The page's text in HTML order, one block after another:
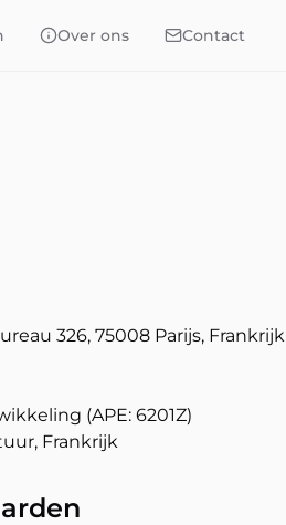
Over ons Contact
326, 75008 Parijs, Frankrijk
(APE: 6201Z)
Frankrijk